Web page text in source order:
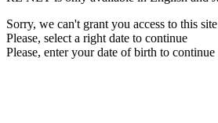
Sorry, we can't grant you access to this
Please, select a right date to continue
Please, enter your date of birth to continue